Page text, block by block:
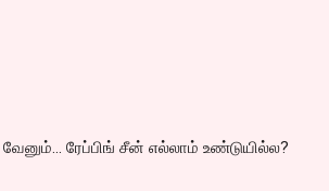
ரேப்பிங் சீன் எல்லாம் உண்டுயில்ல?